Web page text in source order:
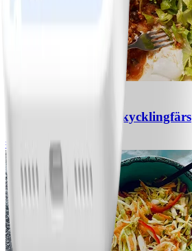
Chili con carne med kycklingfärs
#